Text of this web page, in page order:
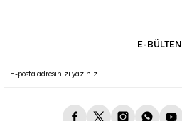
E-BÜLTEN